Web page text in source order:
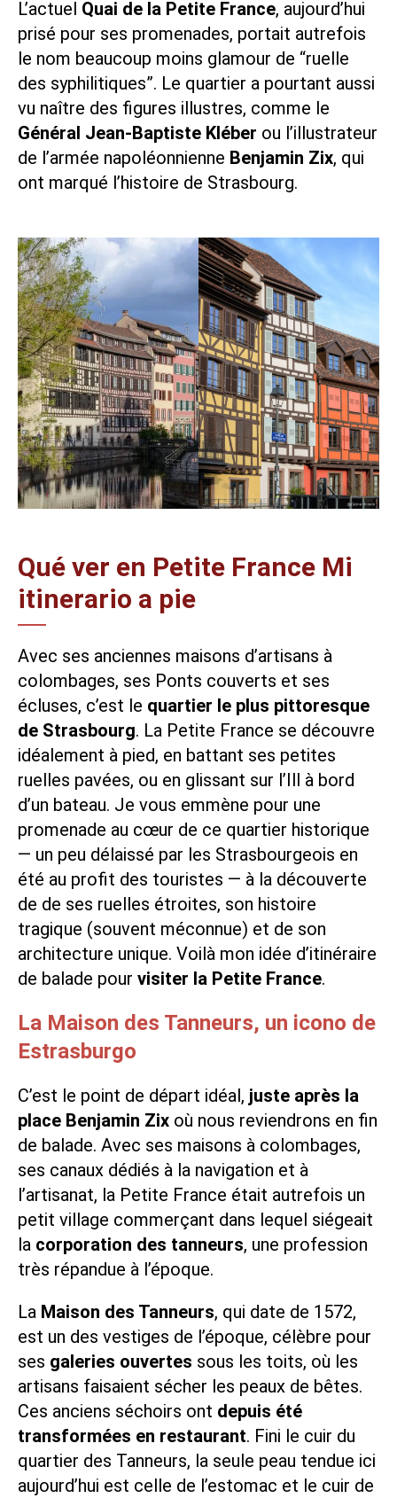
L’actuel Quai de la Petite France, aujourd’hui
prisé pour ses promenades, portait autrefois
le nom beaucoup moins glamour de “ruelle
des syphilitiques”. Le quartier a pourtant aussi
vu naître des figures illustres, comme le
Général Jean-Baptiste Kléber ou l’illustrateur
de l’armée napoléonnienne Benjamin Zix, qui
ont marqué l’histoire de Strasbourg.
Qué ver en Petite France Mi
itinerario a pie
Avec ses anciennes maisons d’artisans à
colombages, ses Ponts couverts et ses
écluses, c’est le quartier le plus pittoresque
de Strasbourg. La Petite France se découvre
idéalement à pied, en battant ses petites
ruelles pavées, ou en glissant sur l’Ill à bord
d’un bateau. Je vous emmène pour une
promenade au cœur de ce quartier historique
— un peu délaissé par les Strasbourgeois en
été au profit des touristes — à la découverte
de de ses ruelles étroites, son histoire
tragique (souvent méconnue) et de son
architecture unique. Voilà mon idée d’itinéraire
de balade pour visiter la Petite France.
La Maison des Tanneurs, un icono de
Estrasburgo
C’est le point de départ idéal, juste après la
place Benjamin Zix où nous reviendrons en fin
de balade. Avec ses maisons à colombages,
ses canaux dédiés à la navigation et à
l’artisanat, la Petite France était autrefois un
petit village commerçant dans lequel siégeait
la corporation des tanneurs, une profession
très répandue à l’époque.
La Maison des Tanneurs, qui date de 1572,
est un des vestiges de l’époque, célèbre pour
ses galeries ouvertes sous les toits, où les
artisans faisaient sécher les peaux de bêtes.
Ces anciens séchoirs ont depuis été
transformées en restaurant. Fini le cuir du
quartier des Tanneurs, la seule peau tendue ici
aujourd’hui est celle de l’estomac et le cuir de